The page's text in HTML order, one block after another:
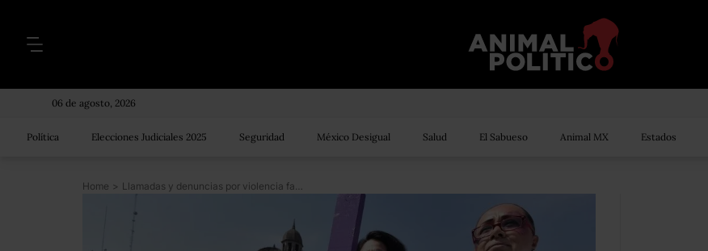
06 de agosto, 2026
Política Elecciones Judiciales 2025 Seguridad México Desigual Salud El Sabueso Animal MX Estados
Home > Llamadas y denuncias por violencia familiar se disparan durante pandemia por COVID-19